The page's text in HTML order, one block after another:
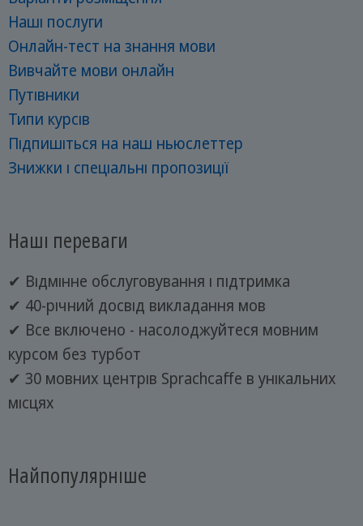
Наші послуги
Онлайн-тест на знання мови
Вивчайте мови онлайн
Путівники
Типи курсів
Підпишіться на наш ньюслеттер
Знижки і спеціальні пропозиції
Наші переваги
✔ Відмінне обслуговування і підтримка
✔ 40-річний досвід викладання мов
✔ Все включено - насолоджуйтеся мовним
курсом без турбот
✔ 30 мовних центрів Sprachcaffe в унікальних
місцях
Найпопулярніше